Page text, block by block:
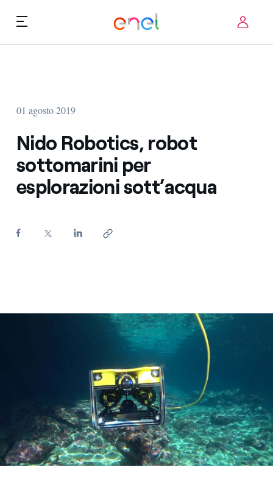
Skip to content
Startup ecosystem
Come funziona
Termini di utilizzo
FAQ
01 agosto 2019
Nido Robotics, robot
sottomarini per
esplorazioni sott’acqua